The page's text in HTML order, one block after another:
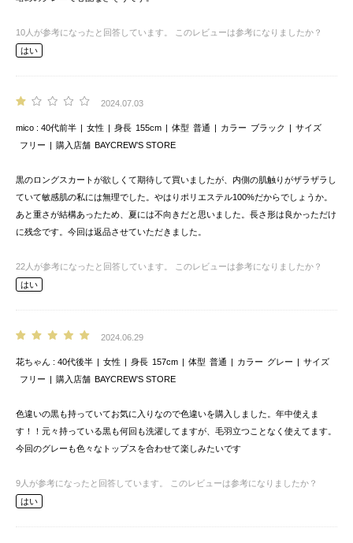
10 人が参考になったと回答しています。
このレビューは参考になりましたか？
はい
2024.07.03
mico 40代前半 女性 身長 155cm 体型 普通 カラー ブラック
サイズ
フリー
購入店舗 BAYCREW’S STORE
黒のロングスカートが欲しくて期待して買いましたが、内側の肌触りがザラザラし
ていて敏感肌の私には無理でした。やはりポリエステル100%だからでしょうか。
あと重さが結構あったため、夏には不向きだと思いました。長さ形は良かっただけ
に残念です。今回は返品させていただきました。
22 人が参考になったと回答しています。
このレビューは参考になりましたか？
はい
2024.06.29
花ちゃん 40代後半 女性 身長 157cm 体型 普通 カラー グレー
サイズ
フリー
購入店舗 BAYCREW’S STORE
色違いの黒も持っていてお気に入りなので色違いを購入しました。年中使えま
す！！元々持っている黒も何回も洗濯してますが、毛羽立つことなく使えてます。
今回のグレーも色々なトップスを合わせて楽しみたいです
9 人が参考になったと回答しています。
このレビューは参考になりましたか？
はい